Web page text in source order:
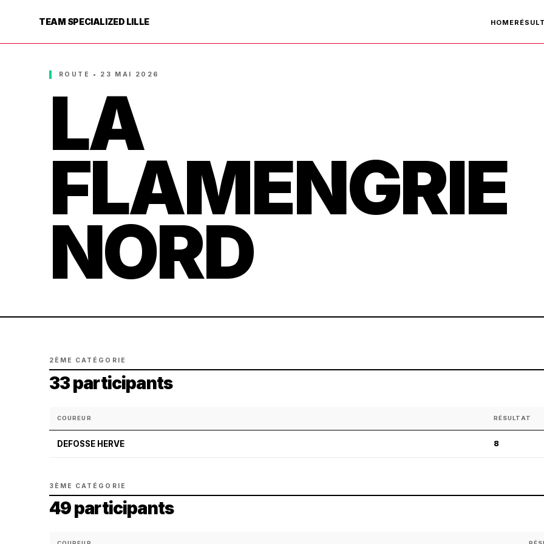
TEAM SPECIALIZED LILLE HOME
ROUTE • 23 MAI 2026
LA
FLAMENGRIE
NORD
2ÈME CATÉGORIE
33 participants
COUREUR RÉSULTAT
DEFOSSE HERVE 8
3ÈME CATÉGORIE
49 participants